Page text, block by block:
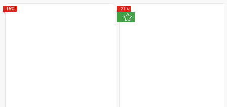
-15% -21%